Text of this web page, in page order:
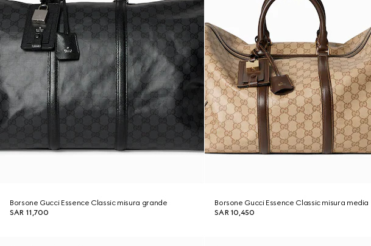
Borsone Gucci Essence Classic misura grande
SAR 11,700
Borsone Gucci Essence Classic misura media
SAR 10,450